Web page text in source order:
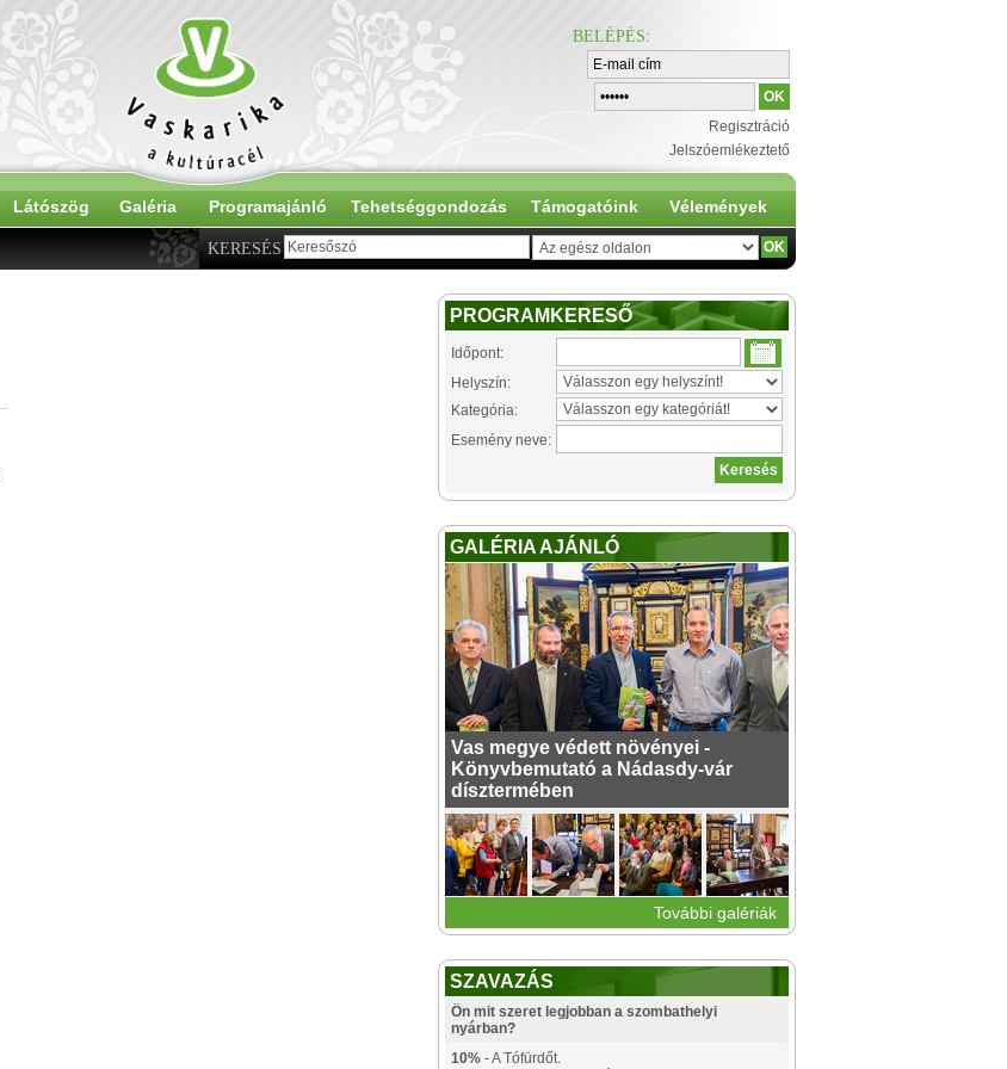
BELÉPÉS:
Regisztráció
Jelszóemlékeztető
Látószög Galéria Programajánló Tehetséggondozás Támogatóink Vélemények
KERESÉS
PROGRAMKERESŐ
Időpont:
Helyszín:
Kategória:
Esemény neve:
GALÉRIA AJÁNLÓ
Vas megye védett növényei -
Könyvbemutató a Nádasdy-vár
dísztermében
További galériák
SZAVAZÁS
Ön mit szeret legjobban a szombathelyi
nyárban?
10% - A Tófürdőt.